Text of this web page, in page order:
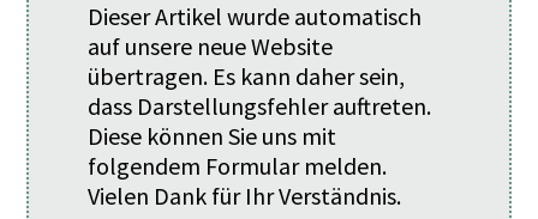
Dieser Artikel wurde automatisch
auf unsere neue Website
übertragen. Es kann daher sein,
dass Darstellungsfehler auftreten.
Diese können Sie uns mit
folgendem Formularmelden.
Vielen Dank für Ihr Verständnis.